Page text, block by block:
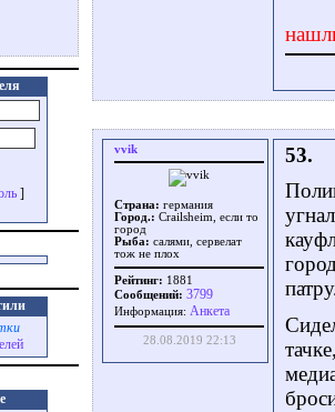
]
vvik
Страна: германия
Город.: Crailsheim, если то
город
Рыба: салями, сервелат
тож не плох
Рейтинг: 1881
Сообщений: 3799
Информация: Aнкета
28.08.2019 22:13
53.